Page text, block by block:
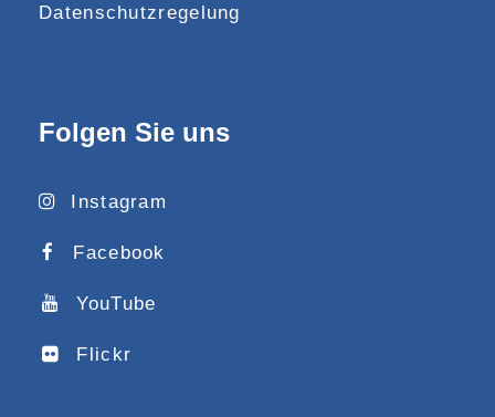
Datenschutzregelung
Folgen Sie uns
Instagram
Facebook
YouTube
Flickr